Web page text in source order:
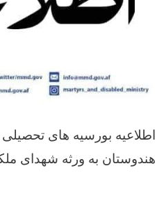
اطلاعیه بورسیه های
هندوستان به ورثه شهدای